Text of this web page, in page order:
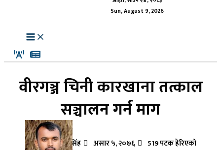
Sun, August 9, 2026
वीरगञ्ज चिनी कारखाना तत्काल
सञ्चालन गर्न माग
विजय कुमार सिंह असार ५, २०७६ 519 पटक हेरिएको